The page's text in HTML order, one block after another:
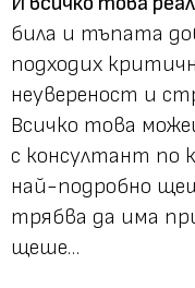
била и тъпата
подходих
неувереност и
Всичко това
с консултант по
най-подробно
трябва да има
щеше…